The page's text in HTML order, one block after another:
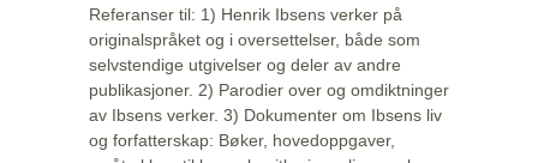
Referanser til: 1) Henrik Ibsens verker på
originalspråket og i oversettelser, både som
selvstendige utgivelser og deler av andre
publikasjoner. 2) Parodier over og omdiktninger
av Ibsens verker. 3) Dokumenter om Ibsens liv
og forfatterskap: Bøker, hovedoppgaver,